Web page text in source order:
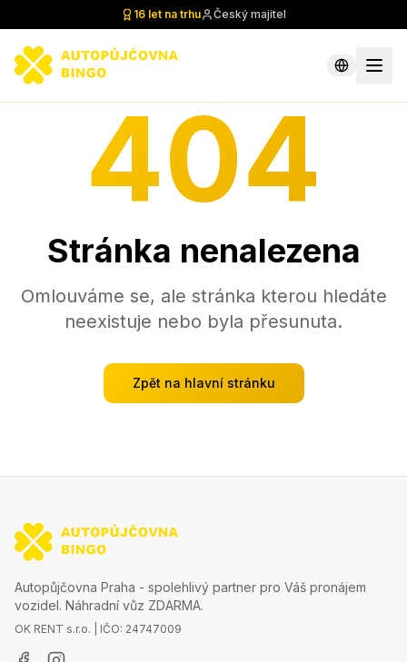
16 let na trhu Český majitel
404
Stránka nenalezena
Omlouváme se, ale stránka kterou hledáte
neexistuje nebo byla přesunuta.
Zpět na hlavní stránku
Autopůjčovna Praha - spolehlivý partner pro Váš pronájem
vozidel. Náhradní vůz ZDARMA.
OK RENT s.r.o. | IČO: 24747009